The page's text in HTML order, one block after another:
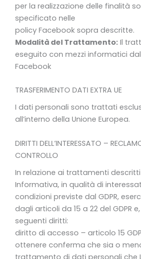
per la realizzazione delle finalità
specificato nelle
policy Facebook sopra descritte.
Modalità del Trattamento: Il
eseguito con mezzi informatici
Facebook
TRASFERIMENTO DATI EXTRA UE
I dati personali sono trattati
all’interno della Unione Europea.
DIRITTI DELL’INTERESSATO –
CONTROLLO
In relazione ai trattamenti
Informativa, in qualità di
condizioni previste dal GDPR,
dagli articoli da 15 a 22 del GDPR
seguenti diritti:
diritto di accesso – articolo 15
ottenere conferma che sia o